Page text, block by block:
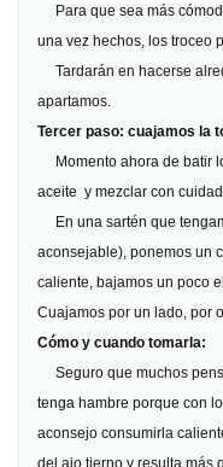
Para que sea más
una vez hechos, los troceo
Tardarán en hacerse
apartamos.
Tercer paso: cuajamos la
Momento ahora de batir
aceite y mezclar con
En una sartén que
aconsejable), ponemos un
caliente, bajamos un poco
Cuajamos por un lado, por
Cómo y cuando tomarla:
Seguro que muchos
tenga hambre porque con
aconsejo consumirla
del ajo tierno y resulta más